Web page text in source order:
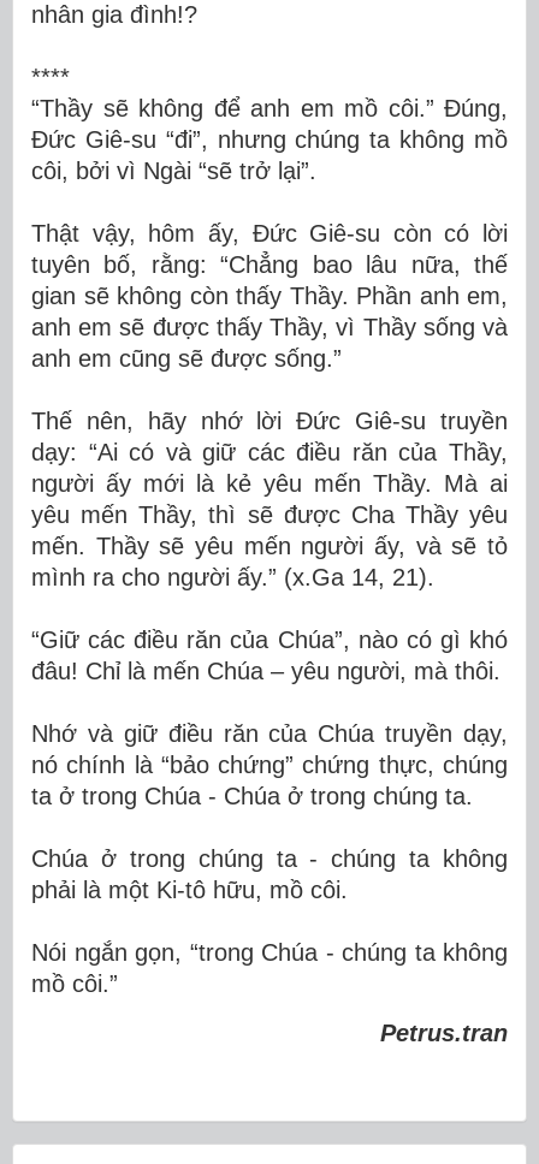
nhân gia đình!?
****
“Thầy sẽ không để anh em mồ côi.” Đúng,
Đức Giê-su “đi”, nhưng chúng ta không mồ
côi, bởi vì Ngài “sẽ trở lại”.
Thật vậy, hôm ấy, Đức Giê-su còn có lời
tuyên bố, rằng: “Chẳng bao lâu nữa, thế
gian sẽ không còn thấy Thầy. Phần anh em,
anh em sẽ được thấy Thầy, vì Thầy sống và
anh em cũng sẽ được sống.”
Thế nên, hãy nhớ lời Đức Giê-su truyền
dạy: “Ai có và giữ các điều răn của Thầy,
người ấy mới là kẻ yêu mến Thầy. Mà ai
yêu mến Thầy, thì sẽ được Cha Thầy yêu
mến. Thầy sẽ yêu mến người ấy, và sẽ tỏ
mình ra cho người ấy.” (x.Ga 14, 21).
“Giữ các điều răn của Chúa”, nào có gì khó
đâu! Chỉ là mến Chúa – yêu người, mà thôi.
Nhớ và giữ điều răn của Chúa truyền dạy,
nó chính là “bảo chứng” chứng thực, chúng
ta ở trong Chúa - Chúa ở trong chúng ta.
Chúa ở trong chúng ta - chúng ta không
phải là một Ki-tô hữu, mồ côi.
Nói ngắn gọn, “trong Chúa - chúng ta không
mồ côi.”
Petrus.tran